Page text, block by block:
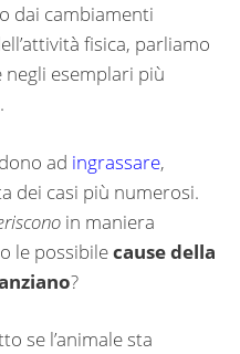
dai cambiamenti
fisica, parliamo
esemplari più
.
ad ingrassare,
dei casi più numerosi.
in maniera
le possibilecause della
?
se l’animale sta